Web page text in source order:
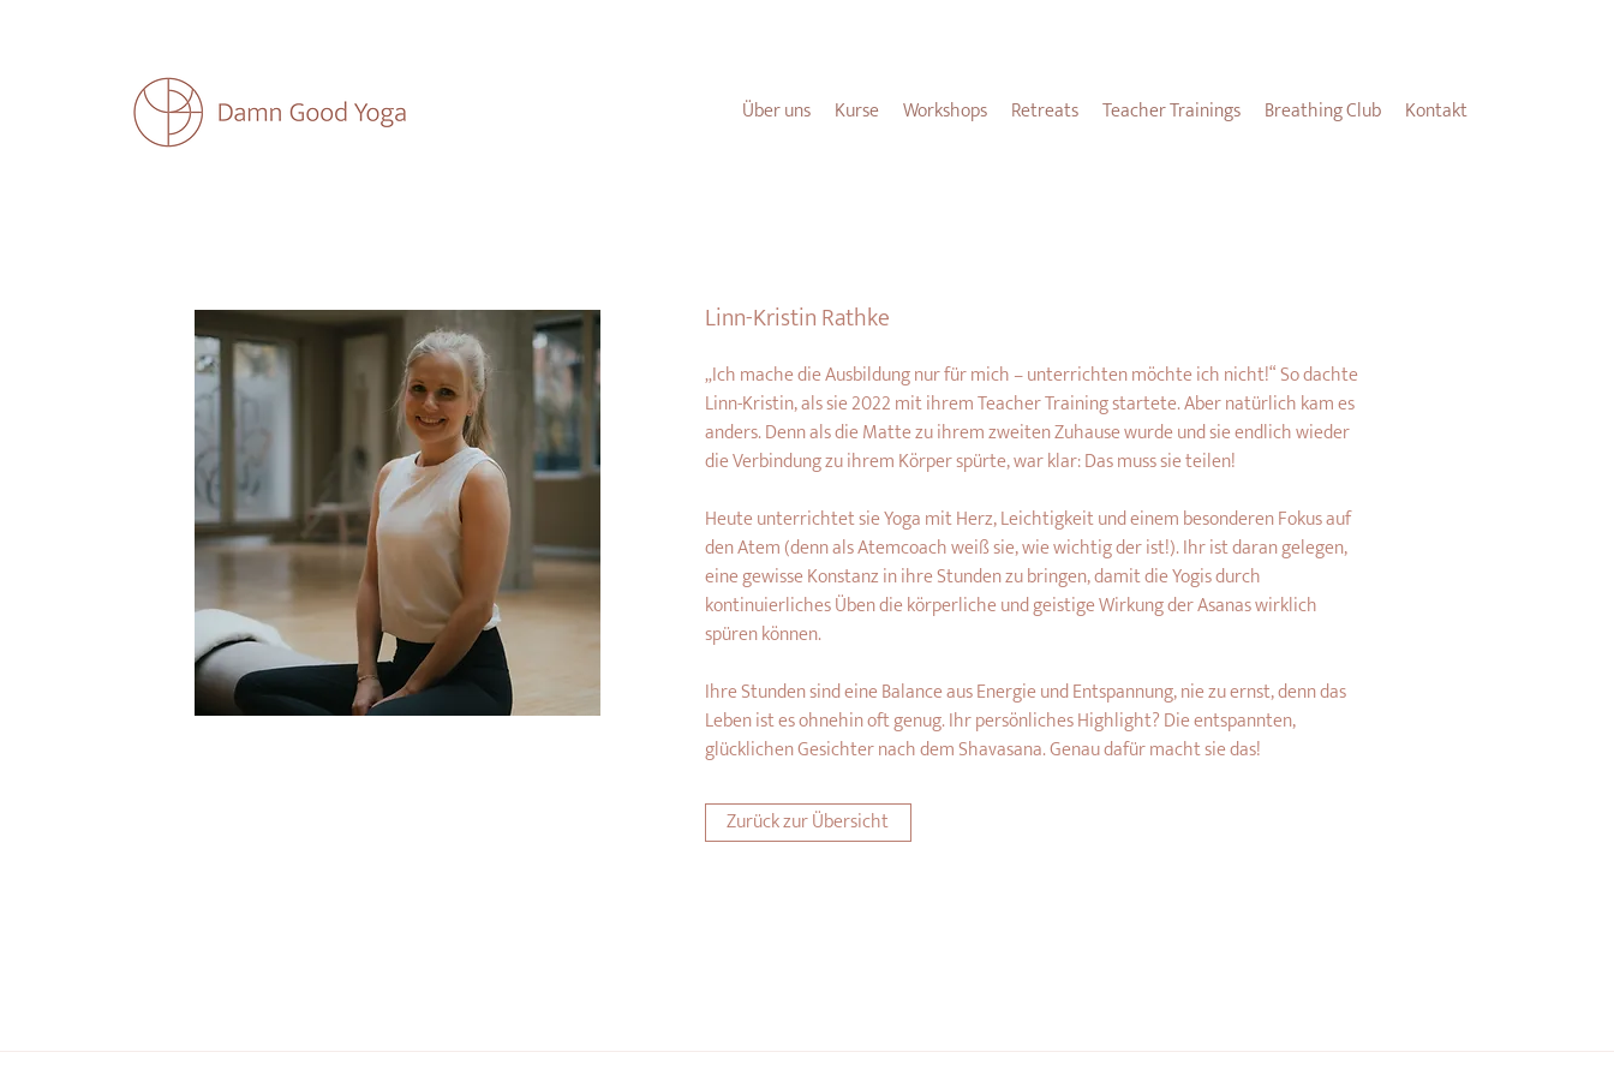
Über uns Kurse Workshops Retreats Teacher Trainings Breathing Club Kontakt
Linn-Kristin Rathke
„Ich mache die Ausbildung nur für mich – unterrichten möchte ich nicht!“ So dachte
Linn-Kristin, als sie 2022 mit ihrem Teacher Training startete. Aber natürlich kam es
anders. Denn als die Matte zu ihrem zweiten Zuhause wurde und sie endlich wieder
die Verbindung zu ihrem Körper spürte, war klar: Das muss sie teilen!
Heute unterrichtet sie Yoga mit Herz, Leichtigkeit und einem besonderen Fokus auf
den Atem (denn als Atemcoach weiß sie, wie wichtig der ist!). Ihr ist daran gelegen,
eine gewisse Konstanz in ihre Stunden zu bringen, damit die Yogis durch
kontinuierliches Üben die körperliche und geistige Wirkung der Asanas wirklich
spüren können.
Ihre Stunden sind eine Balance aus Energie und Entspannung, nie zu ernst, denn das
Leben ist es ohnehin oft genug. Ihr persönliches Highlight? Die entspannten,
glücklichen Gesichter nach dem Shavasana. Genau dafür macht sie das!
Zurück zur Übersicht